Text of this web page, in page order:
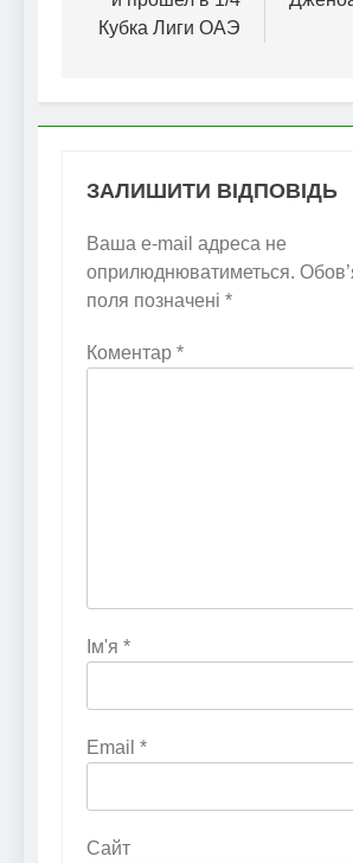
Кубка Лиги ОАЭ
ЗАЛИШИТИ ВІДПОВІДЬ
Ваша e-mail адреса не
оприлюднюватиметься.
поля позначені *
Коментар *
Ім'я *
Email *
Сайт